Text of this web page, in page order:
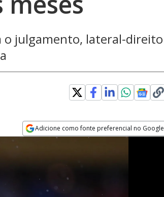
o julgamento, lateral-direito
Adicione como fonte preferencial no Google